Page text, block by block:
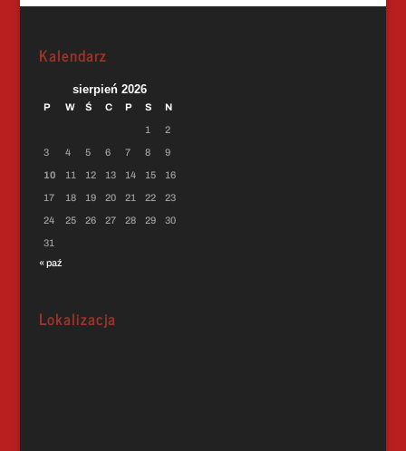
Kalendarz
sierpień 2026
P W Ś C P S N
1 2
3 4 5 6 7 8 9
10 11 12 13 14 15 16
17 18 19 20 21 22 23
24 25 26 27 28 29 30
31
« paź
Lokalizacja